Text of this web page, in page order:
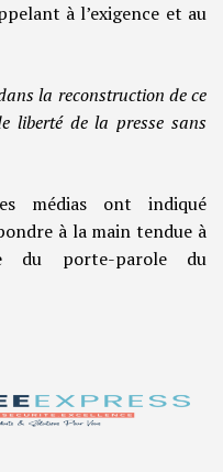
à l’exigence et au
la reconstruction de ce
liberté de la presse sans
médias ont indiqué
à la main tendue à
du porte-parole du